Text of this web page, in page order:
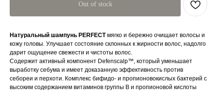
Out of stock
Натуральный шампунь PERFECTмягко и бережно очищает волосы и
кожу головы. Улучшает состояние склонных к жирности волос, надолго
дарит ощущение свежести и чистоты волос.
Содержит активный компонент Defenscalp™, который уменьшает
выработку себума и имеет доказанную эффективность против
себореи и перхоти. Комплекс бифидо- и пропионовокислых бактерий с
высоким содержанием витаминов группы В и пропионовой кислоты